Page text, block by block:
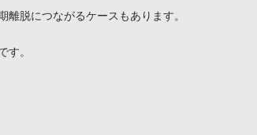
脱につながるケースもあります。
す。